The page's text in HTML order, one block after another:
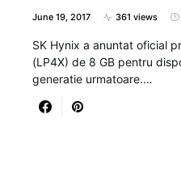
June 19, 2017 361 views
SK Hynix a anuntat oficial
(LP4X) de 8 GB pentru
generatie urmatoare.…